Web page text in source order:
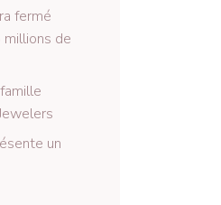
fermé
millions de
un